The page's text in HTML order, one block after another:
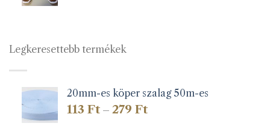
Legkeresettebb termékek
20mm-es köper szalag 50m-es
113 Ft – 279 FtÁrtartomány: